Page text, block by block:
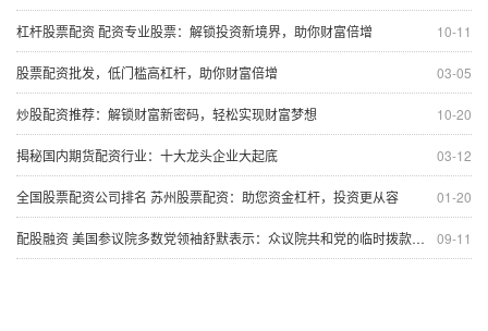
10-11
杠杆股票配资 配资专业股票：解锁投资新境界，助你财富倍增
03-05
股票配资批发，低门槛高杠杆，助你财富倍增
10-20
炒股配资推荐：解锁财富新密码，轻松实现财富梦想
03-12
揭秘国内期货配资行业：十大龙头企业大起底
01-20
全国股票配资公司排名 苏州股票配资：助您资金杠杆，投资更从容
09-11
配股融资 美国参议院多数党领袖舒默表示：众议院共和党的临时拨款提案不够严谨